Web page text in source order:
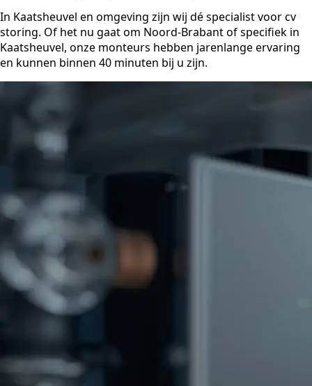
In Kaatsheuvel en omgeving zijn wij dé specialist voor cv
storing. Of het nu gaat om Noord-Brabant of specifiek in
Kaatsheuvel, onze monteurs hebben jarenlange ervaring
en kunnen binnen 40 minuten bij u zijn.